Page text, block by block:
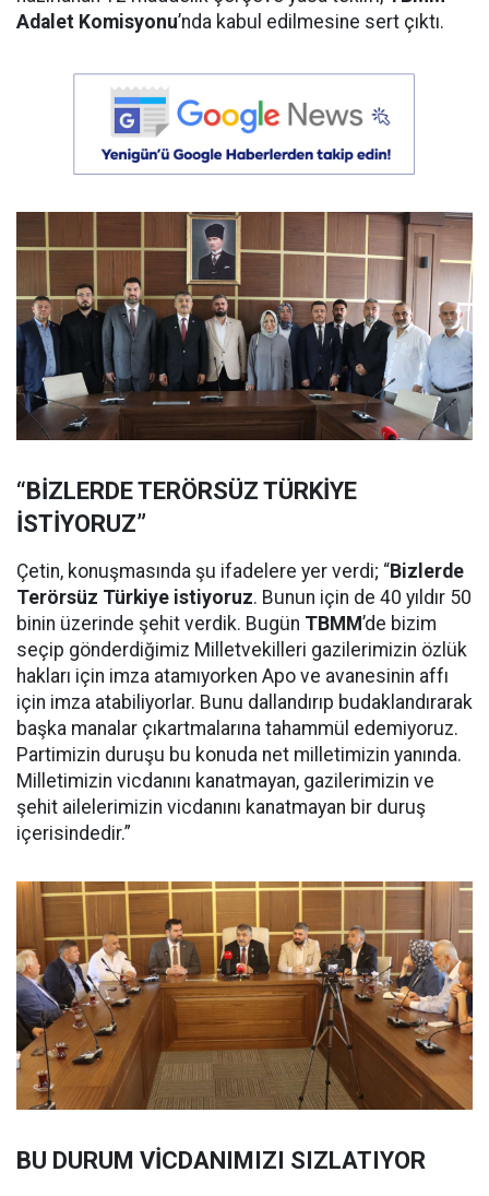
Adalet Komisyonu’nda kabul edilmesine sert çıktı.
“BİZLERDE TERÖRSÜZ TÜRKİYE
İSTİYORUZ”
Çetin, konuşmasında şu ifadelere yer verdi; “Bizlerde
Terörsüz Türkiye istiyoruz. Bunun için de 40 yıldır 50
binin üzerinde şehit verdik. Bugün TBMM’de bizim
seçip gönderdiğimiz Milletvekilleri gazilerimizin özlük
hakları için imza atamıyorken Apo ve avanesinin affı
için imza atabiliyorlar. Bunu dallandırıp budaklandırarak
başka manalar çıkartmalarına tahammül edemiyoruz.
Partimizin duruşu bu konuda net milletimizin yanında.
Milletimizin vicdanını kanatmayan, gazilerimizin ve
şehit ailelerimizin vicdanını kanatmayan bir duruş
içerisindedir.”
BU DURUM VİCDANIMIZI SIZLATIYOR